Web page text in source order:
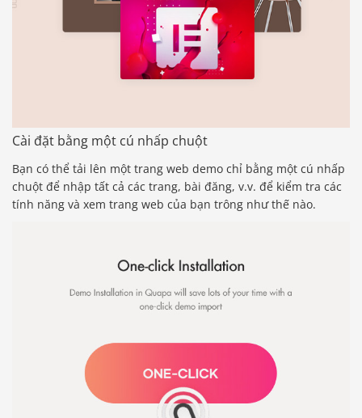
Cài đặt bằng một cú nhấp chuột
Bạn có thể tải lên một trang web demo chỉ bằng một cú nhấp
chuột để nhập tất cả các trang, bài đăng, v.v. để kiểm tra các
tính năng và xem trang web của bạn trông như thế nào.